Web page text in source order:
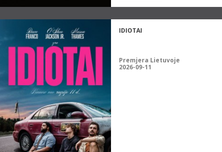
IDIOTAI
Premjera Lietuvoje
2026-09-11